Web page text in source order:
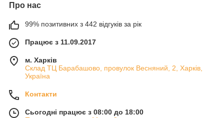
Про нас
99% позитивних з 442 відгуків за рік
Працює з 11.09.2017
м. Харків
Склад ТЦ Барабашово, провулок Весняний, 2, Харків,
Україна
Контакти
Сьогодні працює з 08:00 до 18:00